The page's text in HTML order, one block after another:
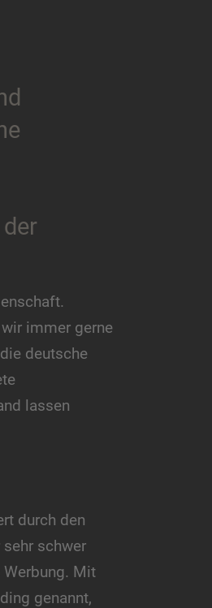
immer gerne
deutsche
lassen
durch den
schwer
Werbung. Mit
genannt,